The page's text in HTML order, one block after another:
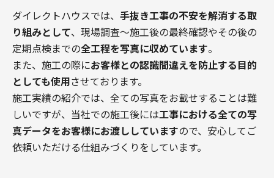
ダイレクトハウスでは、 手抜き工事の不安を解消する取
り組みとして、現場調査〜施工後の最終確認やその後の
定期点検までの全工程を写真に収めています。
また、施工の際にお客様との認識間違えを防止する目的
としても使用させております。
施工実績の紹介では、全ての写真をお載せすることは難
しいですが、当社での施工後には工事における全ての写
真データをお客様にお渡ししていますので、安心してご
依頼いただける仕組みづくりをしています。